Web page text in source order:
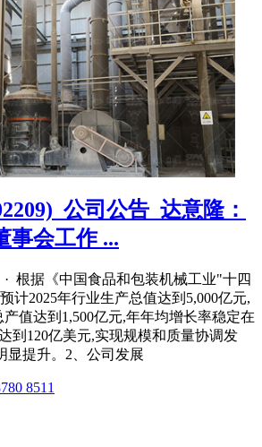
公司公告_达意隆：
事会工作 ...
· 根据《中国食品和包装机械工业"十四
计2025年行业生产总值达到5,000亿元,
值达到1,500亿元,年年均增长率稳定在
到120亿美元,实现规模和质量协调发
显提升。2、公司发展
8511